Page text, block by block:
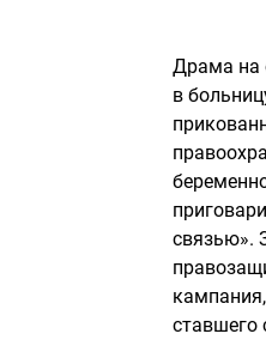
Драма на
в
связью».
ставшего